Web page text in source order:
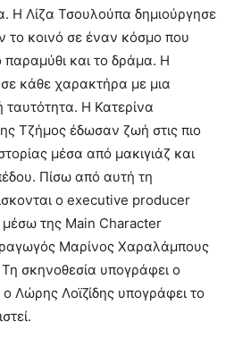
Η Λίζα Τσουλούπα δημιούργησε
το κοινό σε έναν κόσμο που
παραμύθι και το δράμα. Η
κάθε χαρακτήρα με μια
ταυτότητα. Η Κατερίνα
Τζήμος έδωσαν ζωή στις πιο
μέσα από μακιγιάζ και
Πίσω από αυτή τη
ο executive producer
της Main Character
Μαρίνος Χαραλάμπους
σκηνοθεσία υπογράφει ο
Λώρης Λοϊζίδης υπογράφει το